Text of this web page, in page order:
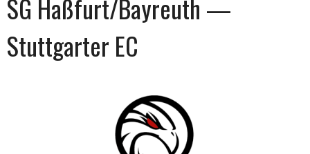
SG Haßfurt/Bayreuth —
Stuttgarter EC